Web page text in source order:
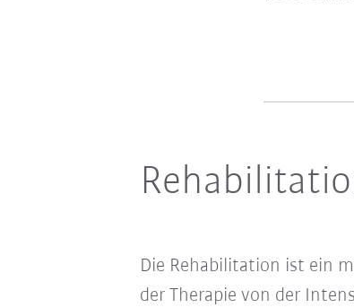
Die Rehabilitation ist ein
der Therapie von der